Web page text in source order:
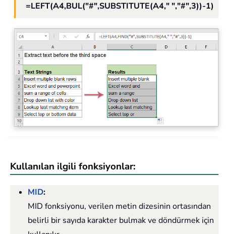
=LEFT(A4,BUL("#",SUBSTITUTE(A4," ","#",3))-1)
Kullanılan ilgili fonksiyonlar:
MID:
MID fonksiyonu, verilen metin dizesinin ortasından
belirli bir sayıda karakter bulmak ve döndürmek için